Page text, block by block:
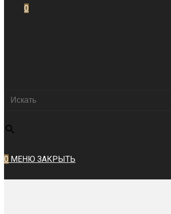
0
0 МЕНЮ ЗАКРЫТЬ